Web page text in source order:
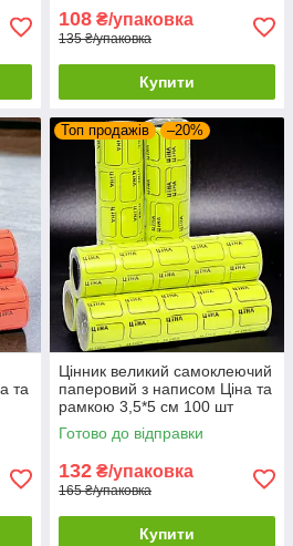
108 ₴/упаковка
135 ₴/упаковка
Купити
та
Топ продажів –20%
Цінник великий самоклеючий
паперовий з написом Цiна та
рамкою 3,5*5 см 100 шт
Готово до відправки
132 ₴/упаковка
165 ₴/упаковка
Купити